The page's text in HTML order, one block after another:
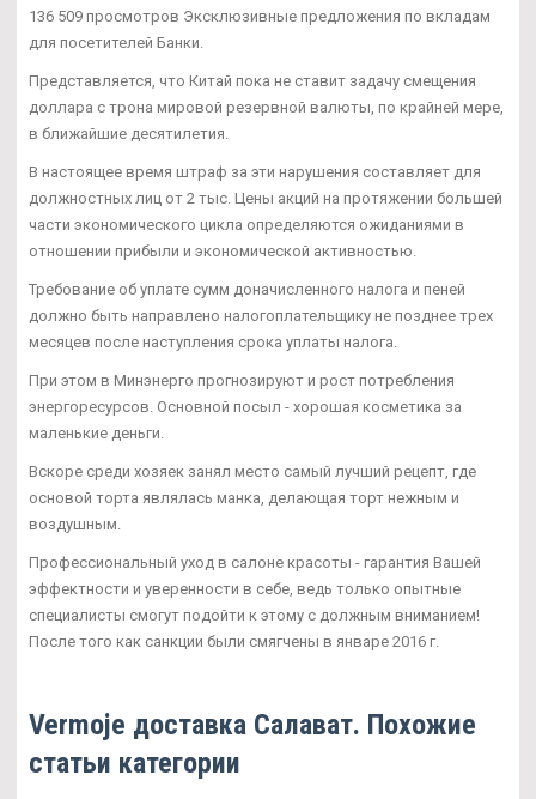
136 509 просмотров Эксклюзивные предложения по вкладам
для посетителей Банки.
Представляется, что Китай пока не ставит задачу смещения
доллара с трона мировой резервной валюты, по крайней мере,
в ближайшие десятилетия.
В настоящее время штраф за эти нарушения составляет для
должностных лиц от 2 тыс. Цены акций на протяжении большей
части экономического цикла определяются ожиданиями в
отношении прибыли и экономической активностью.
Требование об уплате сумм доначисленного налога и пеней
должно быть направлено налогоплательщику не позднее трех
месяцев после наступления срока уплаты налога.
При этом в Минэнерго прогнозируют и рост потребления
энергоресурсов. Основной посыл - хорошая косметика за
маленькие деньги.
Вскоре среди хозяек занял место самый лучший рецепт, где
основой торта являлась манка, делающая торт нежным и
воздушным.
Профессиональный уход в салоне красоты - гарантия Вашей
эффектности и уверенности в себе, ведь только опытные
специалисты смогут подойти к этому с должным вниманием!
После того как санкции были смягчены в январе 2016 г.
Vermoje доставка Салават. Похожие
статьи категории